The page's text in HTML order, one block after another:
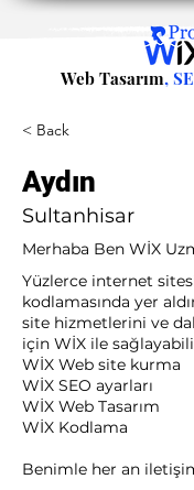
Web Tasarım,
< Back
Aydın
Sultanhisar
Merhaba Ben WİX
Yüzlerce internet
kodlamasında yer
site hizmetlerini ve
için WİX ile
WİX Web site kurma
WİX SEO ayarları
WİX Web Tasarım
WİX Kodlama ​
Benimle her an